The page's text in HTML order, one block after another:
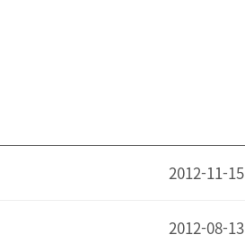
2012-11-15
2012-08-13